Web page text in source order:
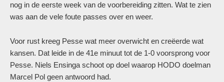
nog in de eerste week van de voorbereiding zitten. Wat te zien
was aan de vele foute passes over en weer.
Voor rust kreeg Pesse wat meer overwicht en creëerde wat
kansen. Dat leide in de 41e minuut tot de 1-0 voorsprong voor
Pesse. Niels Ensinga schoot op doel waarop HODO doelman
Marcel Pol geen antwoord had.